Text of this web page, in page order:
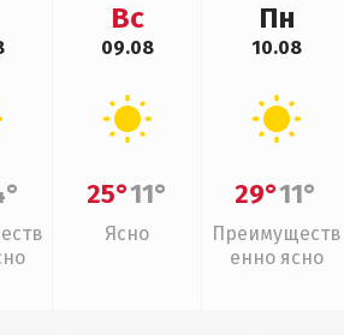
Вс
09.08
25°11°
Ясно
Пн
10.08
29°11°
Преимуществ
енно ясно